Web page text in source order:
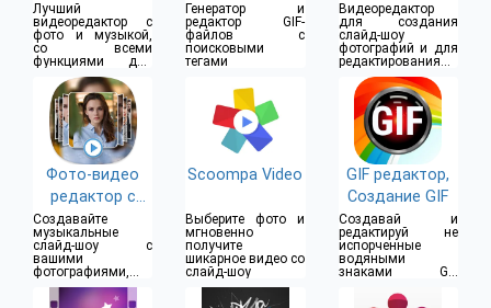
Лучший
видеоредактор с
фото и музыкой,
со всеми
функциями для
монтаж видео
Генератор и
редактор GIF-
файлов с
поисковыми
тегами
Видеоредактор
для создания
слайд-шоу
фотографий и для
редактирования
фильмов
Фото-видео
редактор с
песней
Создавайте
музыкальные
слайд-шоу с
вашими
фотографиями,
музыкой и
анимацией
Scoompa Video
Выберите фото и
мгновенно
получите
шикарное видео со
слайд-шоу
GIF редактор,
Создание GIF
Создавай и
редактируй не
испорченные
водяными
знаками GIF